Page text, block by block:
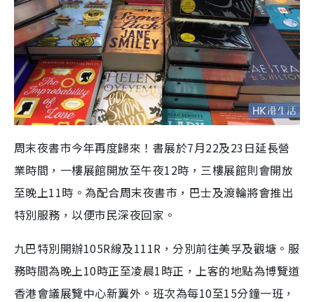
周末夜書市今年再度歸來！書展於7月22及23日延長營
業時間，一樓展館開放至午夜12時，三樓展館則會開放
至晚上11時。為配合周末夜書市，巴士及渡輪將會推出
特別服務，以便市民深夜回家。
九巴特別開辦105R線及111R，分別前往美孚及觀塘。服
務時間為晚上10時正至凌晨1時正，上客的地點為博覽道
香港會議展覽中心新翼外。班次為每10至15分鐘一班，